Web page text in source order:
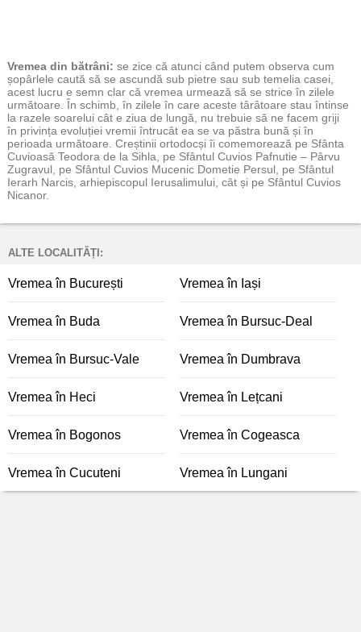
Vremea din bătrâni: se zice că atunci când putem observa cum
șopârlele caută să se ascundă sub pietre sau sub temelia casei,
acest lucru e semn clar că vremea urmează să se strice în zilele
următoare. În schimb, în zilele în care aceste târâtoare stau întinse
la razele soarelui cât e ziua de lungă, nu trebuie să ne facem griji
în privința evoluției vremii întrucât ea se va păstra bună și în
perioada următoare. Creștinii ortodocși îi comemorează pe Sfânta
Cuvioasă Teodora de la Sihla, pe Sfântul Cuvios Pafnutie – Pârvu
Zugravul, pe Sfântul Cuvios Mucenic Dometie Persul, pe Sfântul
Ierarh Narcis, arhiepiscopul Ierusalimului, cât și pe Sfântul Cuvios
Nicanor.
ALTE LOCALITĂȚI:
Vremea în București Vremea în Iași
Vremea în Buda Vremea în Bursuc-Deal
Vremea în Bursuc-Vale Vremea în Dumbrava
Vremea în Heci Vremea în Lețcani
Vremea în Bogonos Vremea în Cogeasca
Vremea în Cucuteni Vremea în Lungani